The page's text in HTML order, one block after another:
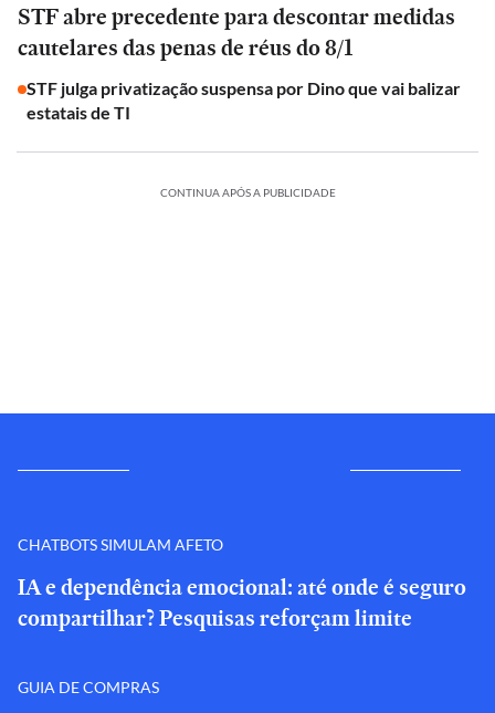
STF abre precedente para descontar medidas
cautelares das penas de réus do 8/1
STF julga privatização suspensa por Dino que vai balizar
estatais de TI
CONTINUA APÓS A PUBLICIDADE
CHATBOTS SIMULAM AFETO
IA e dependência emocional: até onde é seguro
compartilhar? Pesquisas reforçam limite
GUIA DE COMPRAS